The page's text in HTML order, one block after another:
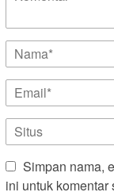
Simpan nama,
ini untuk komentar